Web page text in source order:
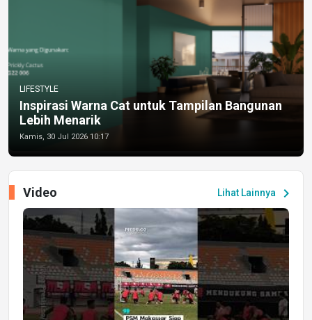
LIFESTYLE
Inspirasi Warna Cat untuk Tampilan Bangunan
Lebih Menarik
Kamis, 30 Jul 2026 10:17
Lihat Lainnya chevron_right
Video